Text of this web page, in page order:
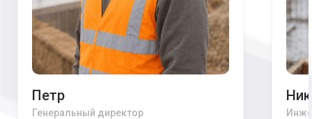
Петр
Генеральный директор